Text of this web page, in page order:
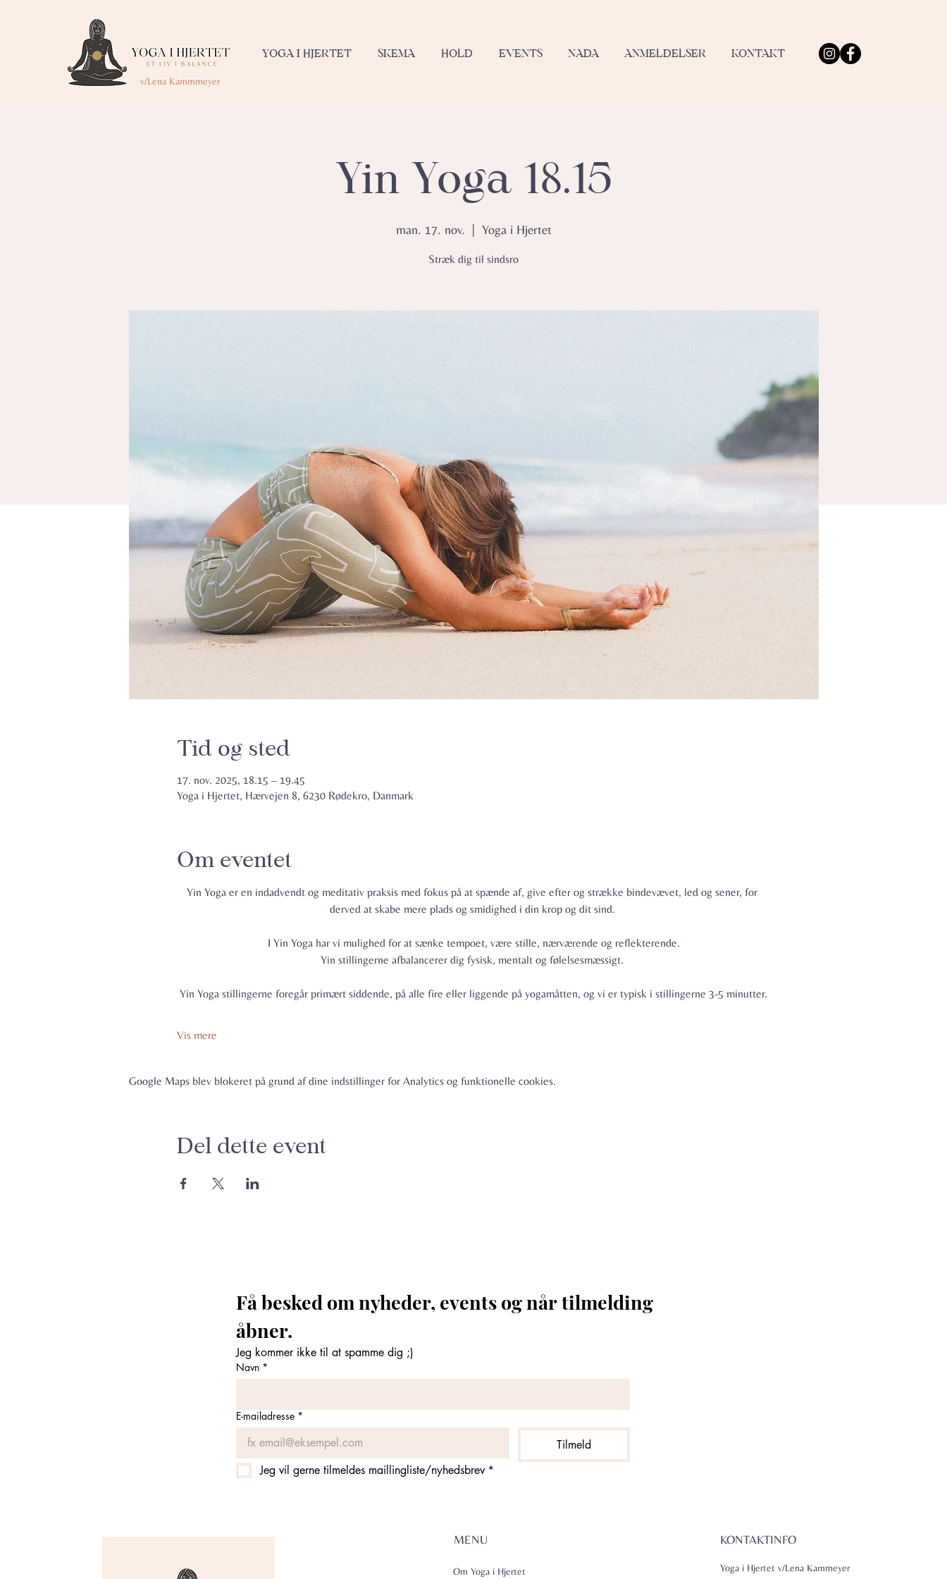
v/Lena Kammmeyer
YOGA I HJERTET SKEMA HOLD EVENTS NADA ANMELDELSER KONTAKT
Yin Yoga 18.15
man. 17. nov. Yoga i Hjertet
Stræk dig til sindsro
Tid og sted
17. nov. 2025, 18.15 – 19.45
Yoga i Hjertet, Hærvejen 8, 6230 Rødekro, Danmark
Om eventet
Yin Yoga er en indadvendt og meditativ praksis med fokus på at spænde af, give efter og strække bindevævet, led og sener, for
derved at skabe mere plads og smidighed i din krop og dit sind.
I Yin Yoga har vi mulighed for at sænke tempoet, være stille, nærværende og reflekterende.
Yin stillingerne afbalancerer dig fysisk, mentalt og følelsesmæssigt.
Yin Yoga stillingerne foregår primært siddende, på alle fire eller liggende på yogamåtten, og vi er typisk i stillingerne 3-5 minutter.
Vis mere
Google Maps blev blokeret på grund af dine indstillinger for Analytics og funktionelle cookies.
Del dette event
Få besked om nyheder, events og når tilmelding
Jeg kommer ikke til at spamme dig ;)
Navn *
E-mailadresse *
Tilmeld
Jeg vil gerne tilmeldes maillingliste/nyhedsbrev *
MENU
Om Yoga i Hjertet
KONTAKTINFO
Yoga i Hjertet v/Lena Kammeyer